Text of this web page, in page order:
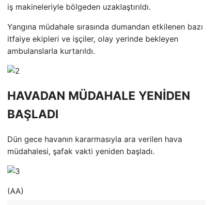
iş makineleriyle bölgeden uzaklaştırıldı.
Yangına müdahale sırasında dumandan etkilenen bazı
itfaiye ekipleri ve işçiler, olay yerinde bekleyen
ambulanslarla kurtarıldı.
HAVADAN MÜDAHALE YENİDEN
BAŞLADI
Dün gece havanın kararmasıyla ara verilen hava
müdahalesi, şafak vakti yeniden başladı.
(AA)